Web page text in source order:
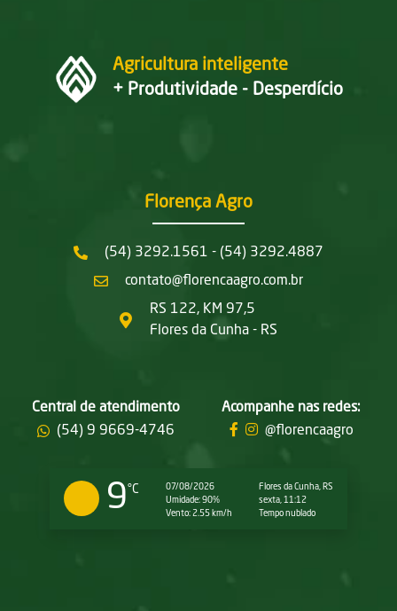
Agricultura inteligente
+ Produtividade - Desperdício
Florença Agro
(54) 3292.1561 - (54) 3292.4887
contato@florencaagro.com.br
RS 122, KM 97,5
Flores da Cunha - RS
Central de atendimento
Acompanhe nas redes:
(54) 9 9669-4746
@florencaagro
9°C
07/08/2026
Umidade: 90%
Vento: 2.55 km/h
Flores da Cunha, RS
sexta, 11:12
Tempo nublado